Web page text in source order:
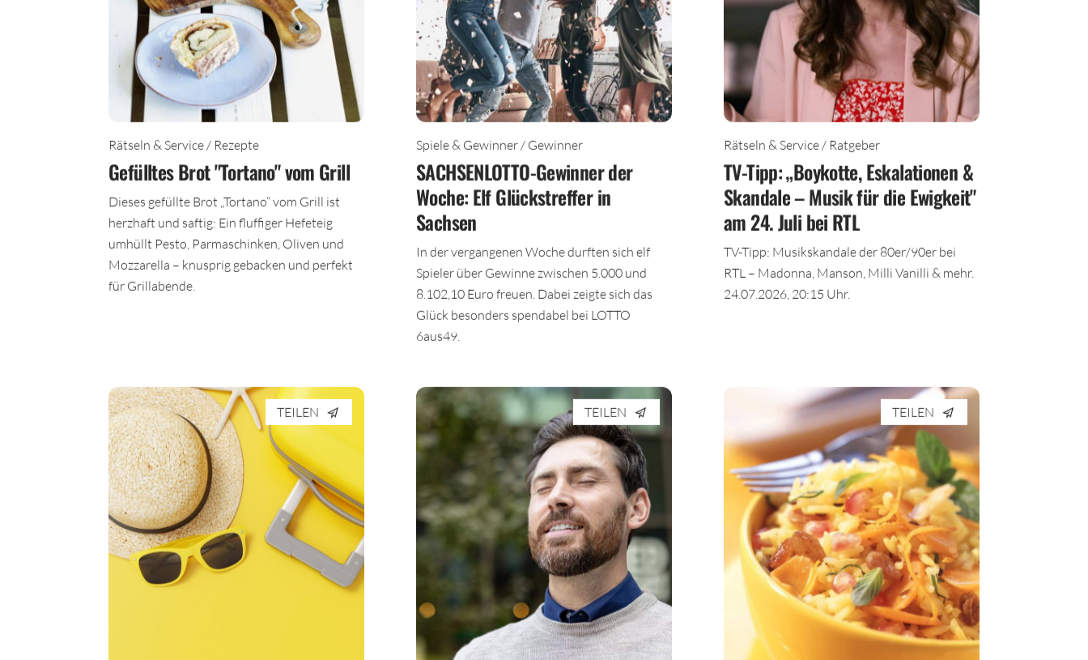
Rätseln & Service / Rezepte
Gefülltes Brot "Tortano" vom Grill
Dieses gefüllte Brot „Tortano“ vom Grill ist
herzhaft und saftig: Ein fluffiger Hefeteig
umhüllt Pesto, Parmaschinken, Oliven und
Mozzarella – knusprig gebacken und perfekt
für Grillabende.
Spiele & Gewinner / Gewinner
SACHSENLOTTO-Gewinner der
Woche: Elf Glückstreffer in
Sachsen
In der vergangenen Woche durften sich elf
Spieler über Gewinne zwischen 5.000 und
8.102,10 Euro freuen. Dabei zeigte sich das
Glück besonders spendabel bei LOTTO
6aus49.
Rätseln & Service / Ratgeber
TV-Tipp: „Boykotte, Eskalationen &
Skandale – Musik für die Ewigkeit"
am 24. Juli bei RTL
TV-Tipp: Musikskandale der 80er/90er bei
RTL – Madonna, Manson, Milli Vanilli & mehr.
24.07.2026, 20:15 Uhr.
TEILEN TEILEN TEILEN